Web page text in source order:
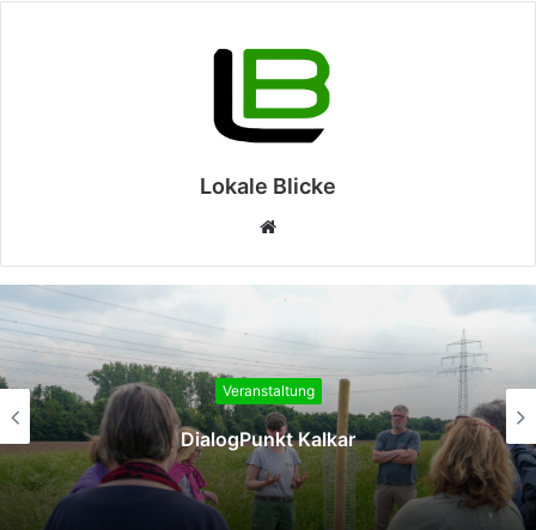
Lokale Blicke
Webseite
Veranstaltung
Kultur geht vor Anker – „Ruhrorter
Campusabende“